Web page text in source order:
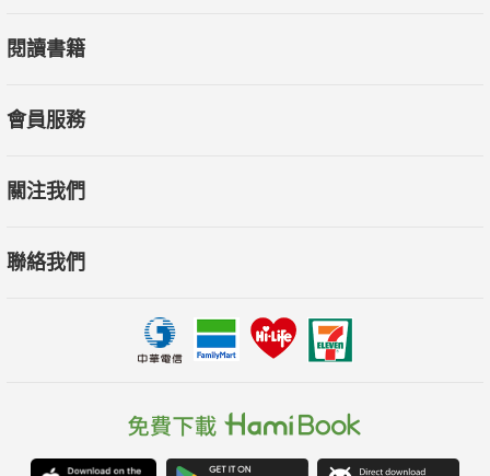
閱讀書籍
會員服務
關注我們
聯絡我們